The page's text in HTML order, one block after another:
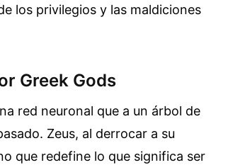
los privilegios y las maldiciones
Greek Gods
red neuronal que a un árbol de
Zeus, al derrocar a su
que redefine lo que significa ser